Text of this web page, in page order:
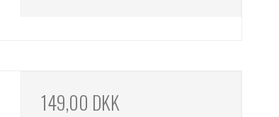
149,00 DKK